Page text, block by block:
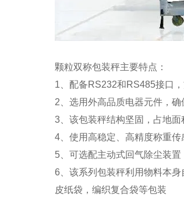
颗粒双称包装秤主要特点：
1、配备RS232和RS485接口
2、选用外高品质电器元件，确
3、该包装秤结构坚固，占地
4、使用高稳定、高精度称重
5、可选配主动式回气除尘装
6、该系列包装秤利用物料本
皮纸袋，编织复合袋等包装